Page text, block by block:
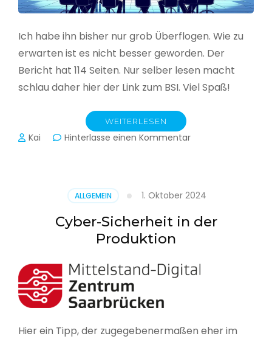
Ich habe ihn bisher nur grob Überflogen. Wie zu
erwarten ist es nicht besser geworden. Der
Bericht hat 114 Seiten. Nur selber lesen macht
schlau daher hier der Link zum BSI. Viel Spaß!
WEITERLESEN
Kai Hinterlasse einen Kommentarzu
seinen
Lagebericht
zur
in
Deutschland
ALLGEMEIN 1. Oktober 2024
Cyber-Sicherheit in der
Produktion
Hier ein Tipp, der zugegebenermaßen eher im